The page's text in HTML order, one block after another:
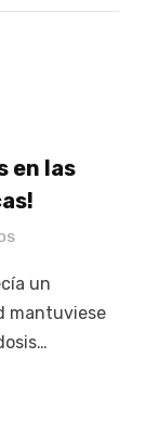
en las
un
mantuviese